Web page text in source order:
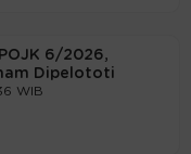
6/2026,
Dipelototi
WIB